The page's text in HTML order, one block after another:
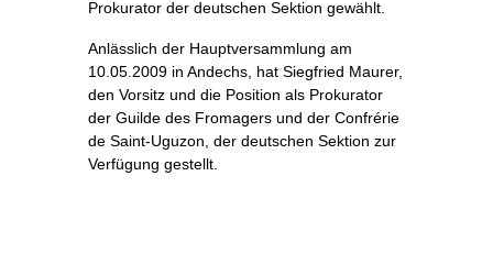
Prokurator der deutschen Sektion gewählt.
Anlässlich der Hauptversammlung am
10.05.2009 in Andechs, hat Siegfried Maurer,
den Vorsitz und die Position als Prokurator
der Guilde des Fromagers und der Confrérie
de Saint-Uguzon, der deutschen Sektion zur
Verfügung gestellt.